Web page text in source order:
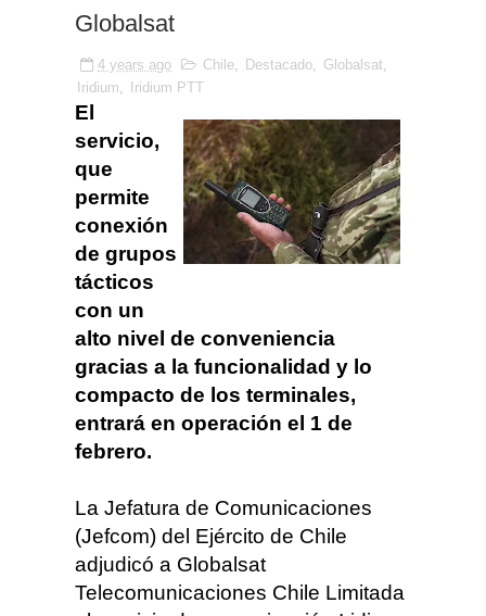
Globalsat
4 years ago Chile, Destacado, Globalsat,
Iridium, Iridium PTT
El
servicio,
que
permite
conexión
de grupos
tácticos
con un
alto nivel de conveniencia
gracias a la funcionalidad y lo
compacto de los terminales,
entrará en operación el 1 de
febrero.
La Jefatura de Comunicaciones
(Jefcom) del Ejército de Chile
adjudicó a Globalsat
Telecomunicaciones Chile Limitada